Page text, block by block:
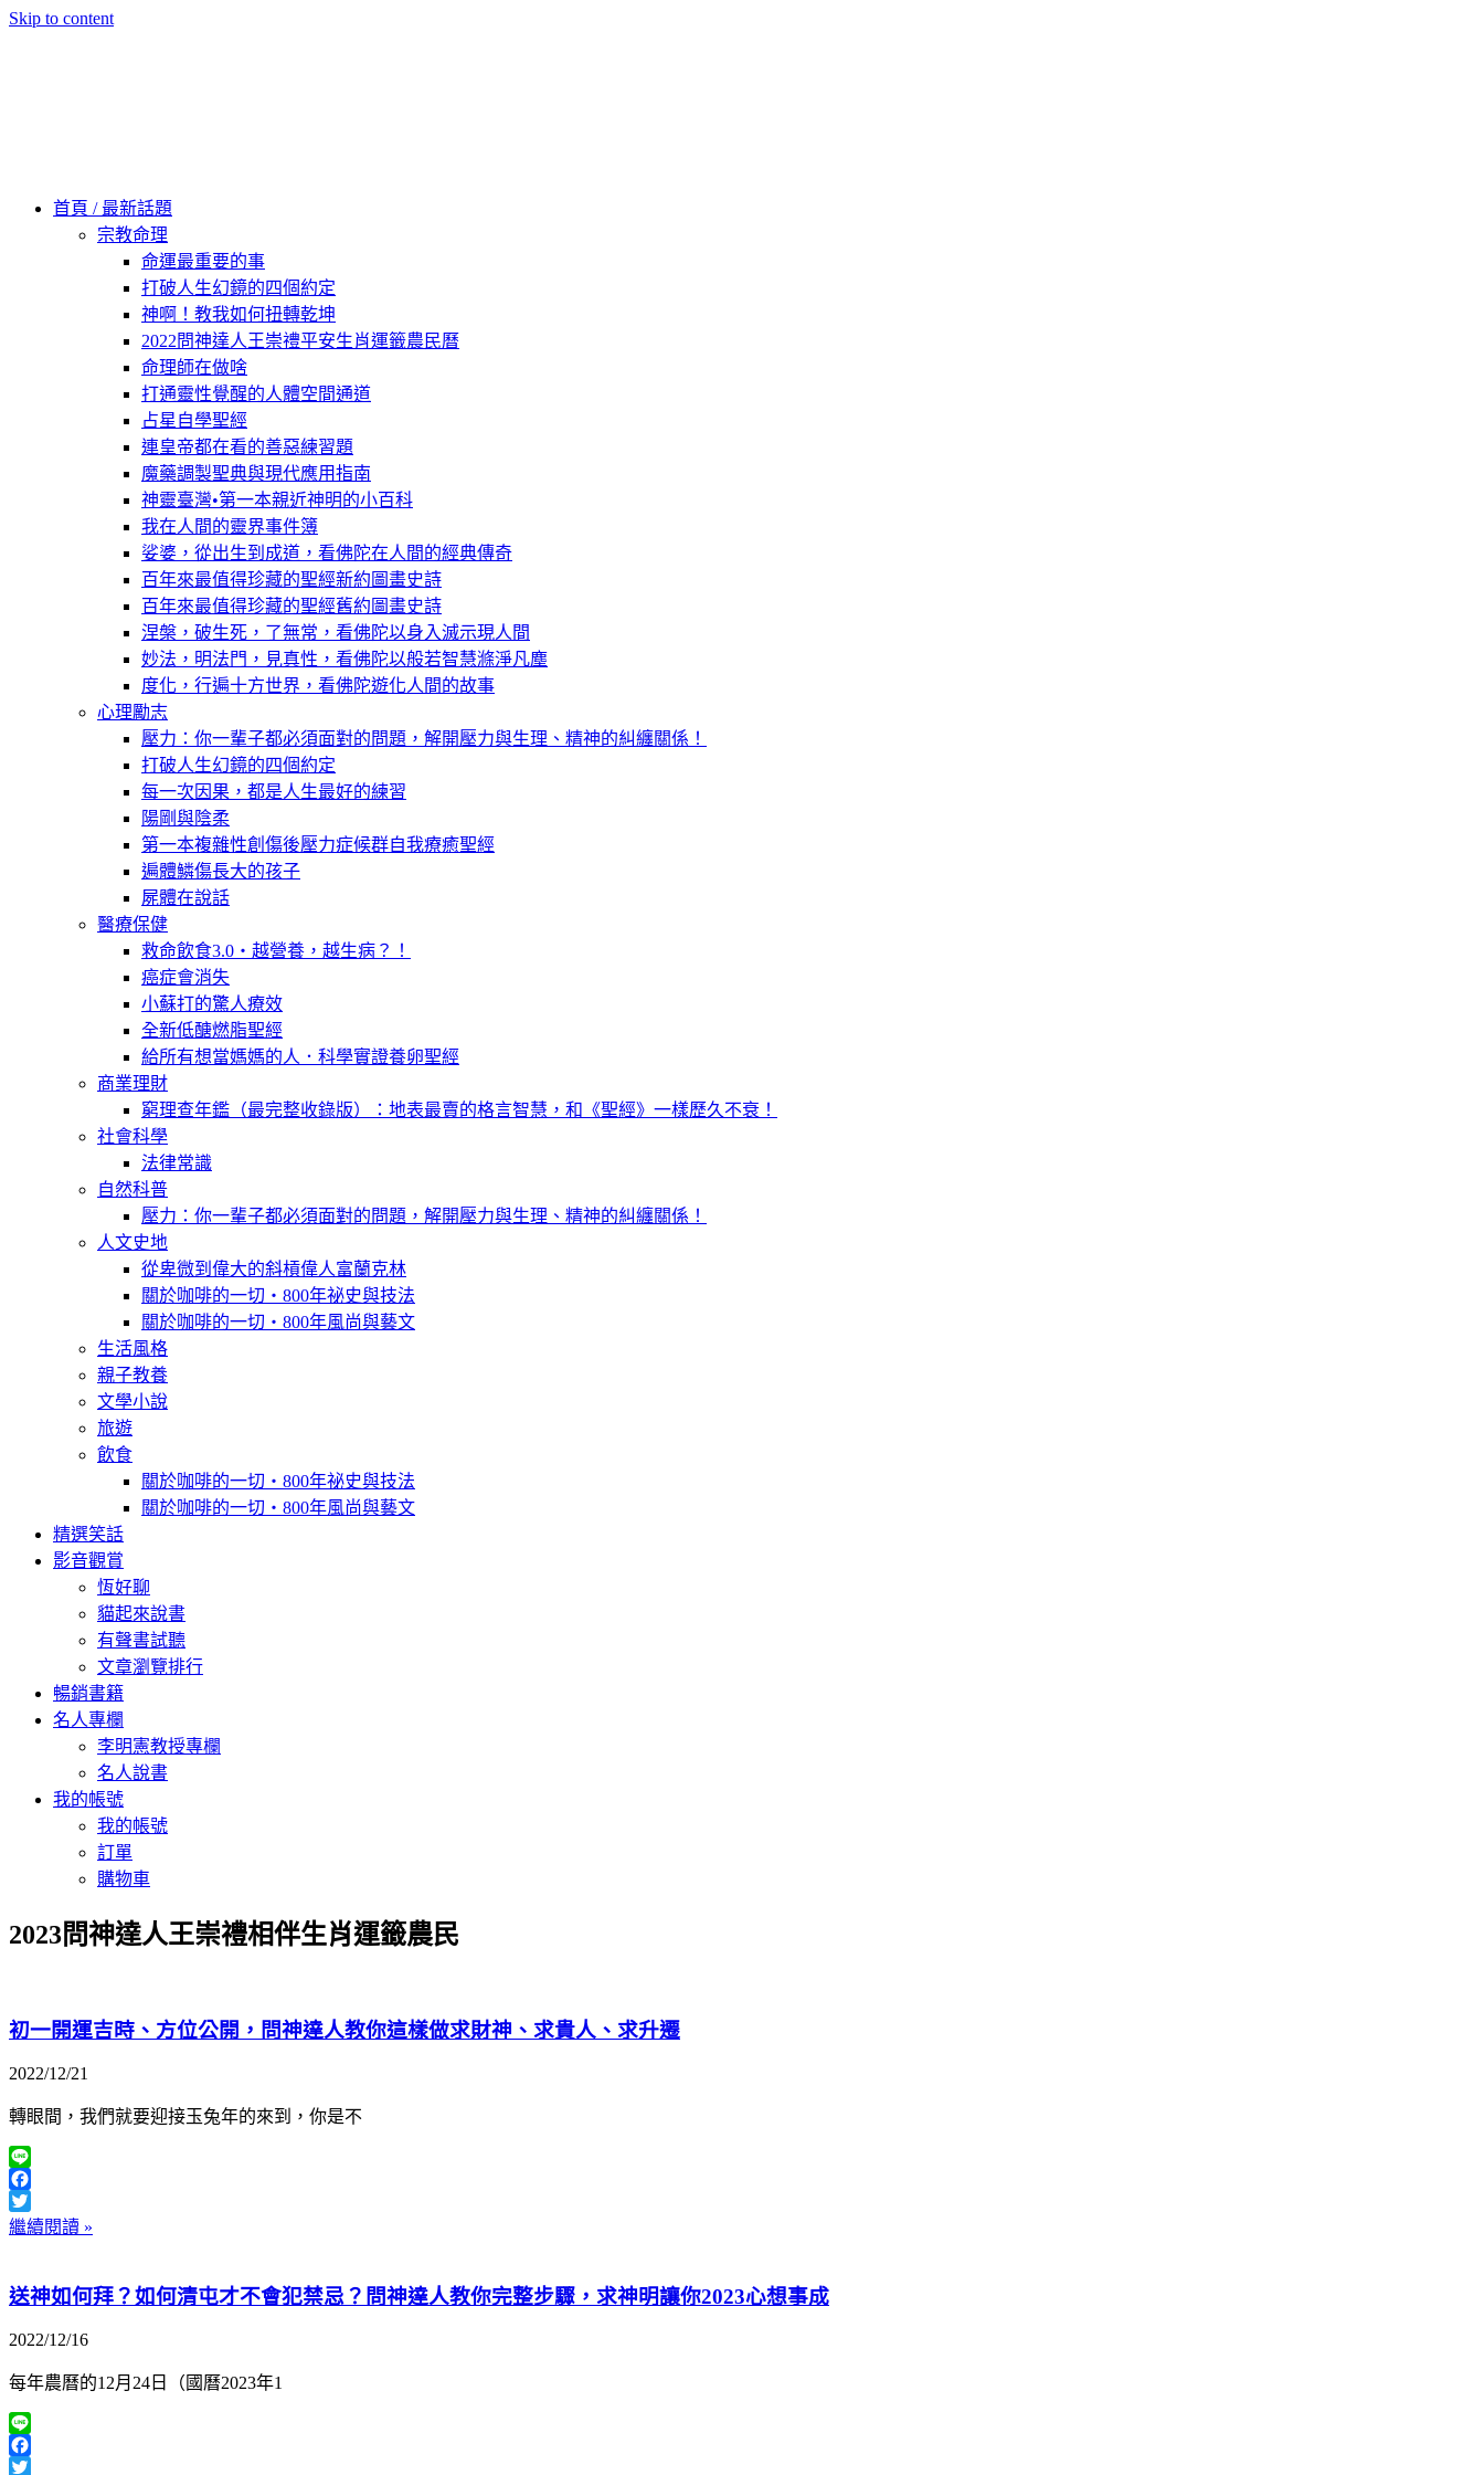
Skip to content
首頁 / 最新話題
宗教命理
命運最重要的事
打破人生幻鏡的四個約定
神啊！教我如何扭轉乾坤
2022問神達人王崇禮平安生肖運籤農民曆
命理師在做啥
打通靈性覺醒的人體空間通道
占星自學聖經
連皇帝都在看的善惡練習題
魔藥調製聖典與現代應用指南
神靈臺灣•第一本親近神明的小百科
我在人間的靈界事件簿
娑婆，從出生到成道，看佛陀在人間的經典傳奇
百年來最值得珍藏的聖經新約圖畫史詩
百年來最值得珍藏的聖經舊約圖畫史詩
涅槃，破生死，了無常，看佛陀以身入滅示現人間
妙法，明法門，見真性，看佛陀以般若智慧滌淨凡塵
度化，行遍十方世界，看佛陀遊化人間的故事
心理勵志
壓力：你一輩子都必須面對的問題，解開壓力與生理、精神的糾纏關係！
打破人生幻鏡的四個約定
每一次因果，都是人生最好的練習
陽剛與陰柔
第一本複雜性創傷後壓力症候群自我療癒聖經
遍體鱗傷長大的孩子
屍體在說話
醫療保健
救命飲食3.0‧越營養，越生病？！
癌症會消失
小蘇打的驚人療效
全新低醣燃脂聖經
給所有想當媽媽的人．科學實證養卵聖經
商業理財
窮理查年鑑（最完整收錄版）：地表最賣的格言智慧，和《聖經》一樣歷久不衰！
社會科學
法律常識
自然科普
壓力：你一輩子都必須面對的問題，解開壓力與生理、精神的糾纏關係！
人文史地
從卑微到偉大的斜槓偉人富蘭克林
關於咖啡的一切‧800年祕史與技法
關於咖啡的一切‧800年風尚與藝文
生活風格
親子教養
文學小說
旅遊
飲食
關於咖啡的一切‧800年祕史與技法
關於咖啡的一切‧800年風尚與藝文
精選笑話
影音觀賞
恆好聊
貓起來說書
有聲書試聽
文章瀏覽排行
暢銷書籍
名人專欄
李明憲教授專欄
名人說書
我的帳號
我的帳號
訂單
購物車
2023問神達人王崇禮相伴生肖運籤農民
初一開運吉時、方位公開，問神達人教你這樣做求財神、求貴人、求升遷
2022/12/21
轉眼間，我們就要迎接玉兔年的來到，你是不
Line
Facebook
Twitter
繼續閱讀 »
送神如何拜？如何清屯才不會犯禁忌？問神達人教你完整步驟，求神明讓你2023心想事成
2022/12/16
每年農曆的12月24日（國曆2023年1
Line
Facebook